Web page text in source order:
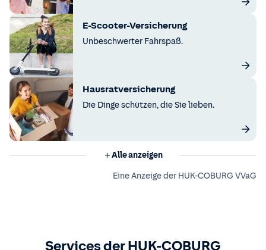
E-Scooter-Versicherung
Unbeschwerter Fahrspaß.
Hausratversicherung
Die Dinge schützen, die Sie lieben.
Alle anzeigen
Eine Anzeige der HUK-COBURG VVaG
Services der HUK-COBURG